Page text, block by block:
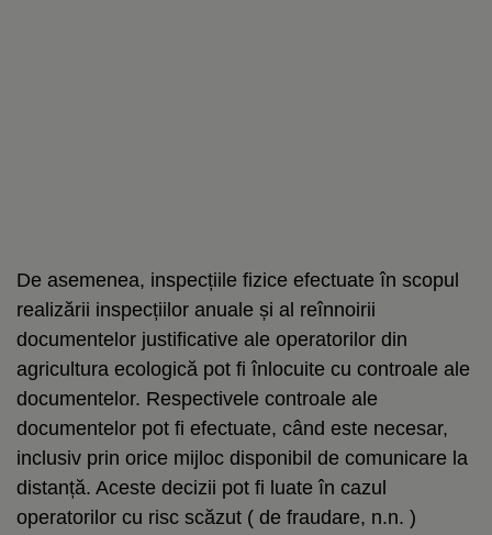
De asemenea, inspecțiile fizice efectuate în scopul
realizării inspecțiilor anuale și al reînnoirii
documentelor justificative ale operatorilor din
agricultura ecologică pot fi înlocuite cu controale ale
documentelor. Respectivele controale ale
documentelor pot fi efectuate, când este necesar,
inclusiv prin orice mijloc disponibil de comunicare la
distanță. Aceste decizii pot fi luate în cazul
operatorilor cu risc scăzut ( de fraudare, n.n. )